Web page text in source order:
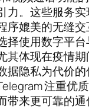
力。这些服务
序媲美的无缝
择使用数字平
其体现在疫情期
据隐私为代价的
注重优
带来更可靠的通